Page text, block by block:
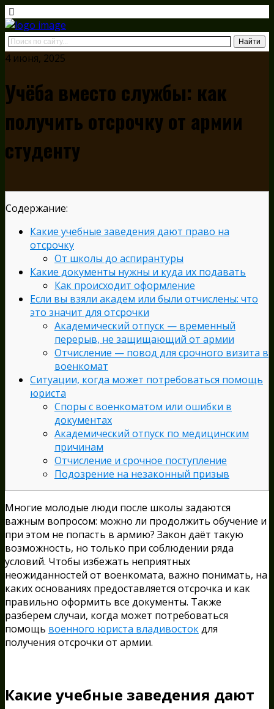
4 июня, 2025
Учёба вместо службы: как
получить отсрочку от армии
студенту
Содержание:
Какие учебные заведения дают право на
отсрочку
От школы до аспирантуры
Какие документы нужны и куда их подавать
Как происходит оформление
Если вы взяли академ или были отчислены: что
это значит для отсрочки
Академический отпуск — временный
перерыв, не защищающий от армии
Отчисление — повод для срочного визита в
военкомат
Ситуации, когда может потребоваться помощь
юриста
Споры с военкоматом или ошибки в
документах
Академический отпуск по медицинским
причинам
Отчисление и срочное поступление
Подозрение на незаконный призыв
Многие молодые люди после школы задаются
важным вопросом: можно ли продолжить обучение и
при этом не попасть в армию? Закон даёт такую
возможность, но только при соблюдении ряда
условий. Чтобы избежать неприятных
неожиданностей от военкомата, важно понимать, на
каких основаниях предоставляется отсрочка и как
правильно оформить все документы. Также
разберем случаи, когда может потребоваться
помощь военного юриста владивостокдля
получения отсрочки от армии.
Какие учебные заведения дают